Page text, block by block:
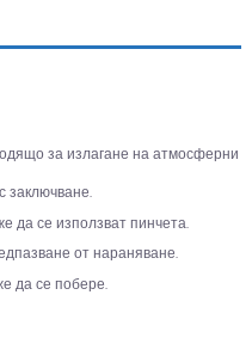
за излагане на атмосферни
заключване.
да се използват пинчета.
от нараняване.
да се побере.